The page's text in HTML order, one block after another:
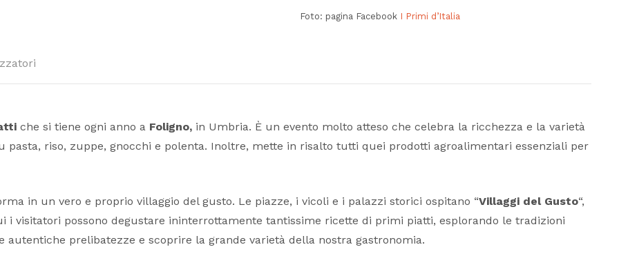
Foto: pagina Facebook I Primi d’Italia
che si tiene ogni anno a Foligno, in Umbria. È un evento molto atteso che celebra la ricchezza e la varietà
riso, zuppe, gnocchi e polenta. Inoltre, mette in risalto tutti quei prodotti agroalimentari essenziali per
in un vero e proprio villaggio del gusto. Le piazze, i vicoli e i palazzi storici ospitano “Villaggi del Gusto“,
i visitatori possono degustare ininterrottamente tantissime ricette di primi piatti, esplorando le tradizioni
autentiche prelibatezze e scoprire la grande varietà della nostra gastronomia.